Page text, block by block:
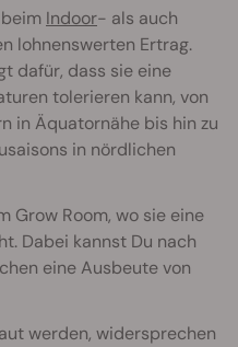
Indoor- als auch
lohnenswerten Ertrag.
dafür, dass sie eine
tolerieren kann, von
in Äquatornähe bis hin zu
in nördlichen
Grow Room, wo sie eine
Dabei kannst Du nach
eine Ausbeute von
werden, widersprechen